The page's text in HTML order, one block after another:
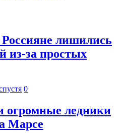
лишились
из-за простых
0
огромные ледники
Марсе